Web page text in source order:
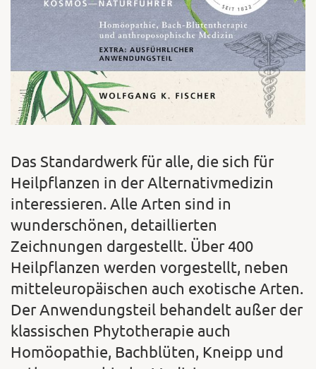
Das Standardwerk für alle, die sich für
Heilpflanzen in der Alternativmedizin
interessieren. Alle Arten sind in
wunderschönen, detaillierten
Zeichnungen dargestellt. Über 400
Heilpflanzen werden vorgestellt, neben
mitteleuropäischen auch exotische Arten.
Der Anwendungsteil behandelt außer der
klassischen Phytotherapie auch
Homöopathie, Bachblüten, Kneipp und